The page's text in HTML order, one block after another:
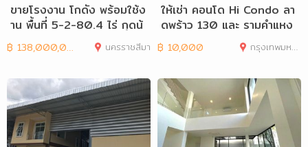
ขายโรงงาน โกดัง พร้อมใช้ง
าน พื้นที่ 5-2-80.4 ไร่ กุดน้
อย
฿ 138,000,000 นครราชสีมา
ให้เช่า คอนโด Hi Condo ลา
ดพร้าว 130 และ รามคำแหง
81 ขนาด
฿ 10,000 กรุงเทพมหานคร